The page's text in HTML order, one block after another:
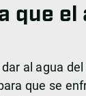
que el
al agua
que se